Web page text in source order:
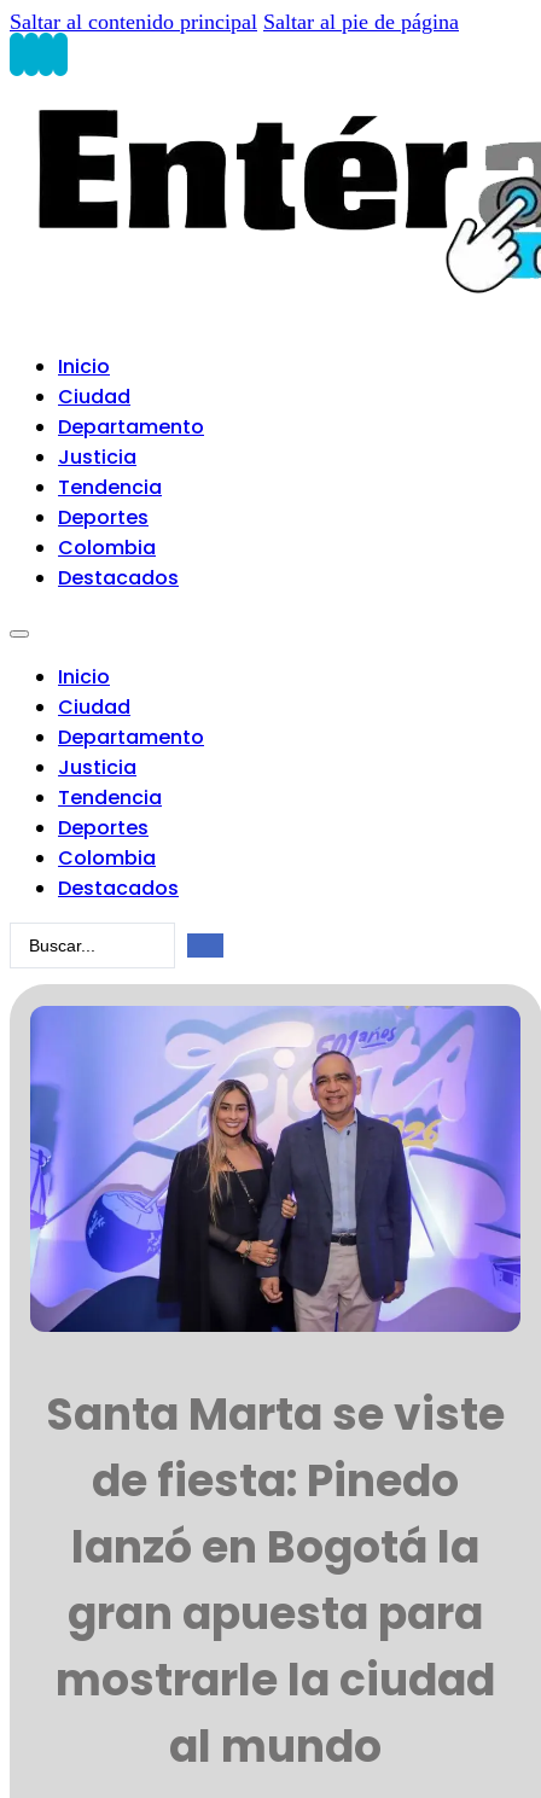
Saltar al contenido principal Saltar al pie de página
Inicio
Ciudad
Departamento
Justicia
Tendencia
Deportes
Colombia
Destacados
Inicio
Ciudad
Departamento
Justicia
Tendencia
Deportes
Colombia
Destacados
Search
Santa Marta se viste
de fiesta: Pinedo
lanzó en Bogotá la
gran apuesta para
mostrarle la ciudad
al mundo